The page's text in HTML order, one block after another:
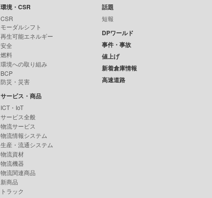
環境・CSR
CSR
モーダルシフト
再生可能エネルギー
安全
燃料
環境への取り組み
BCP
防災・災害
サービス・商品
ICT・IoT
サービス全般
物流サービス
物流情報システム
生産・流通システム
物流資材
物流機器
物流関連商品
新商品
トラック
話題
短報
DPワールド
事件・事故
値上げ
新着倉庫情報
高速道路